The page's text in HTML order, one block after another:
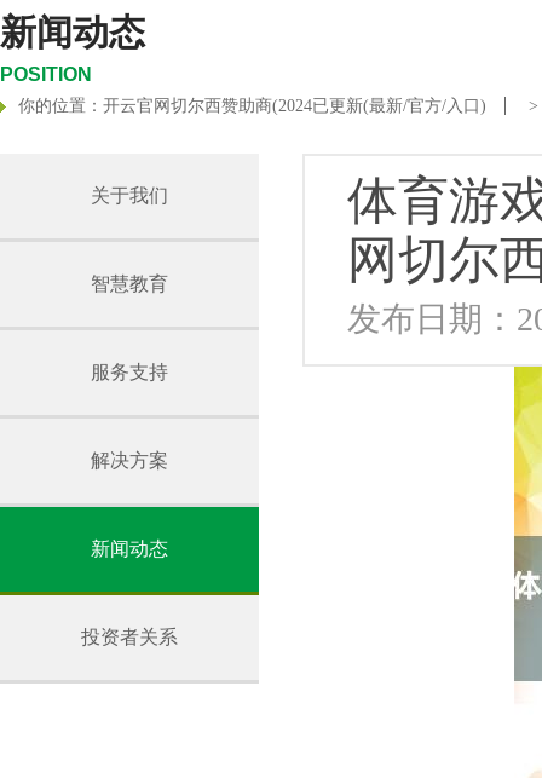
新闻动态
POSITION
你的位置： 开云官网切尔西赞助商(2024已更新(最新/官方/入口) >
关于我们
智慧教育
服务支持
解决方案
新闻动态
投资者关系
体育游
网切尔
发布日期：